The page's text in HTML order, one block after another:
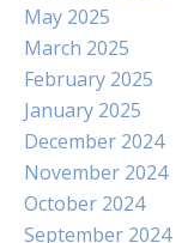
May 2025
March 2025
February 2025
January 2025
December 2024
November 2024
October 2024
September 2024